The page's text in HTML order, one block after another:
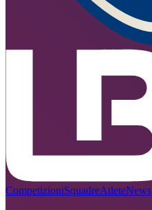
CompetizioniSquadreAtleteNews